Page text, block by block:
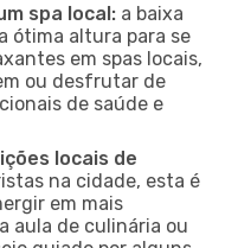
spa local: a baixa
ótima altura para se
em spas locais,
ou desfrutar de
de saúde e
locais de
na cidade, esta é
em mais
aula de culinária ou